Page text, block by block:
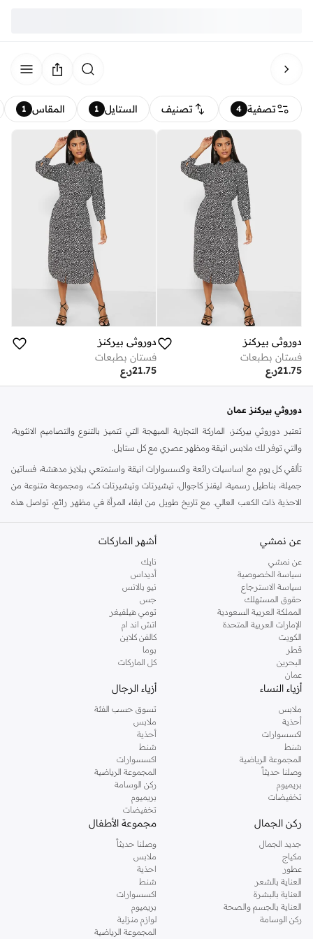
تصفية 4 تصنيف الستايل 1 المقاس 1
دوروثي بيركنز
فستان بطبعات
ر.ع21.75
دوروثي بيركنز
فستان بطبعات
ر.ع21.75
دوروثي بيركنز عمان
تعتبر دوروثي بيركنز، الماركة التجارية المبهجة التي تتميز بالتنوع والتصاميم الانثوية،
والتي توفر لك ملابس انيقة ومظهر عصري مع كل ستايل.
تألقي كل يوم مع اساسيات رائعة واكسسوارات انيقة واستمتعي ببلايز مدهشة، فساتين
جميلة، بناطيل رسمية، ليقنز كاجوال، تيشيرتات وتيشيرتات كت، ومجموعة متنوعة من
الاحذية ذات الكعب العالي. مع تاريخ طويل من ابقاء المرأة في مظهر رائع، تواصل هذه
كنت تقومين بتجديد خزانة ملابسك الملائمة للعمل، البحث عن فستان مثالي للحفلات او
اليه.
تسوقي دوروثي بيركنز اون لاين مسقط
تسوقي دوروثي بيركنز اون لاين من نمشي واستمتعي باكثر من الف ستايل من مجموعة
دوروثي بيركنز الشهيرة. تصفحي المجموعة كاملة في متجر دوروثي بيركنز اون لاين او
استخدمي القائمة لتحديد تجربة تسوق دوروثي بيركنز اون لاين. خدمة التوصيل السريعة
والدعم الاستثنائي يضمن لك تجربة تسوق ممتعة دائما مع نمشي.
عن نمشي
عن نمشي
سياسة الخصوصية
سياسة الاسترجاع
حقوق المستهلك
المملكة العربية السعودية
الإمارات العربية المتحدة
الكويت
قطر
البحرين
عمان
أشهر الماركات
نايك
أديداس
نيو بالانس
جس
تومي هيلفيغر
اتش اند ام
كالفن كلاين
بوما
كل الماركات
أزياء النساء
ملابس
أحذية
اكسسوارات
شنط
المجموعة الرياضية
وصلنا حديثاً
بريميوم
تخفيضات
أزياء الرجال
تسوق حسب الفئة
ملابس
أحذية
شنط
اكسسوارات
المجموعة الرياضية
ركن الوسامة
بريميوم
تخفيضات
ركن الجمال
جديد الجمال
مكياج
عطور
العناية بالشعر
العناية بالبشرة
العناية بالجسم والصحة
ركن الوسامة
مجموعة الأطفال
وصلنا حديثاً
ملابس
احذية
شنط
اكسسوارات
بريميوم
لوازم منزلية
المجموعة الرياضية